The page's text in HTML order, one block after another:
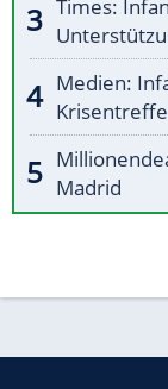
Times:
Medien:
Madrid